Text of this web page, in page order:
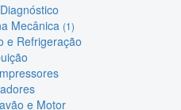
Mecânica (1)
e Refrigeração
e Motor